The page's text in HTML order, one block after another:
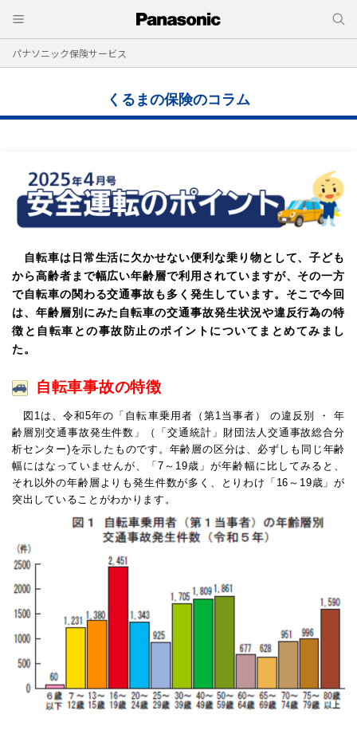
パナソニック保険サービス
くるまの保険のコラム
自転車は日常生活に欠かせない便利な乗り物として、子ども
から高齢者まで幅広い年齢層で利用されていますが、その一方
で自転車の関わる交通事故も多く発生しています。そこで今回
は、年齢層別にみた自転車の交通事故発生状況や違反行為の特
徴と自転車との事故防止のポイントについてまとめてみまし
た。
自転車事故の特徴
図1は、令和5年の「自転車乗用者（第1当事者） の違反別 ・ 年
齢層別交通事故発生件数」（「交通統計」財団法人交通事故総合分
析センター)を示したものです。年齢層の区分は、必ずしも同じ年齢
幅にはなっていませんが、「7～19歳」が年齢幅に比してみると、
それ以外の年齢層よりも発生件数が多く、とりわけ「16～19歳」が
突出していることがわかります。